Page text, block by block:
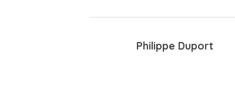
Philippe Duport